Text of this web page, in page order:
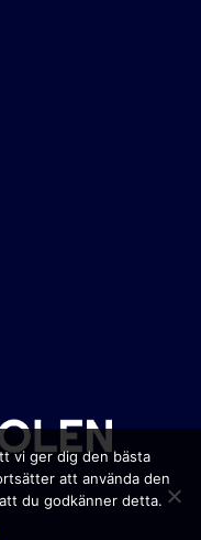
vi ger dig den bästa
att använda den
du godkänner detta.